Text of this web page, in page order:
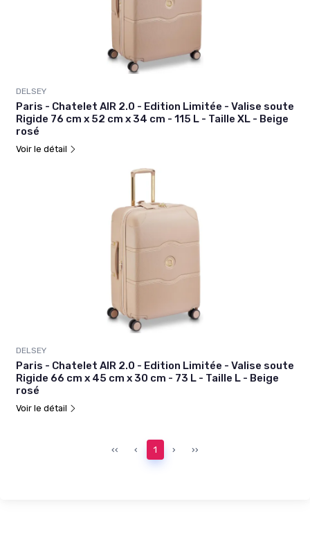
DELSEY
Paris - Chatelet AIR 2.0 - Edition Limitée - Valise soute
Rigide 76 cm x 52 cm x 34 cm - 115 L - Taille XL - Beige
rosé
Voir le détail
DELSEY
Paris - Chatelet AIR 2.0 - Edition Limitée - Valise soute
Rigide 66 cm x 45 cm x 30 cm - 73 L - Taille L - Beige
rosé
Voir le détail
‹‹ ‹ 1 › ››